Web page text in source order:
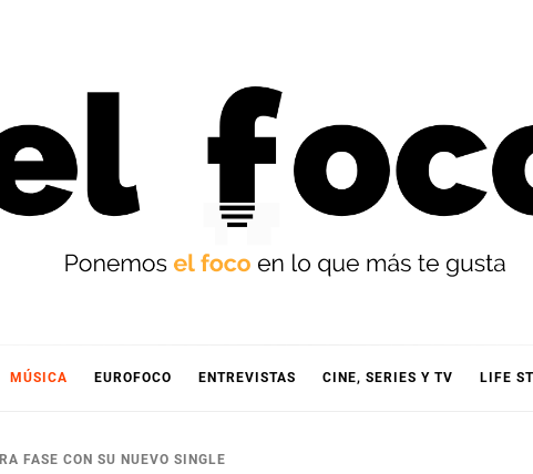
MÚSICA EUROFOCO ENTREVISTAS CINE, SERIES Y TV LIFE
FASE CON SU NUEVO SINGLE